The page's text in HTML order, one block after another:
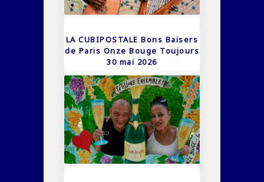
LA CUBIPOSTALE Bons Baisers
de Paris Onze Bouge Toujours
30 mai 2026